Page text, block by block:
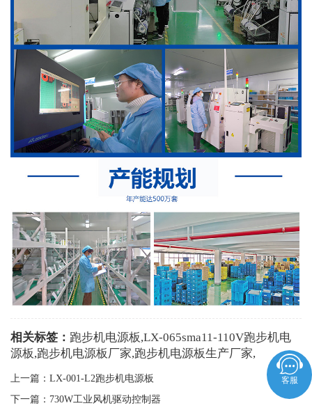
相关标签： 跑步机电源板,LX-065sma11-110V跑步机电
源板,跑步机电源板厂家,跑步机电源板生产厂家,
上一篇： LX-001-L2跑步机电源板
下一篇： 730W工业风机驱动控制器
客服